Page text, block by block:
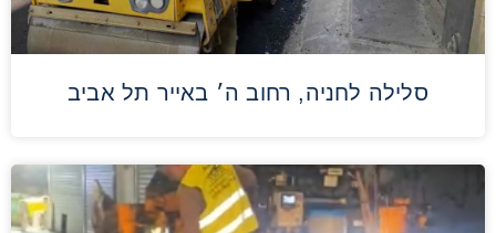
סלילה לחניה, רחוב ה׳ באייר תל אביב